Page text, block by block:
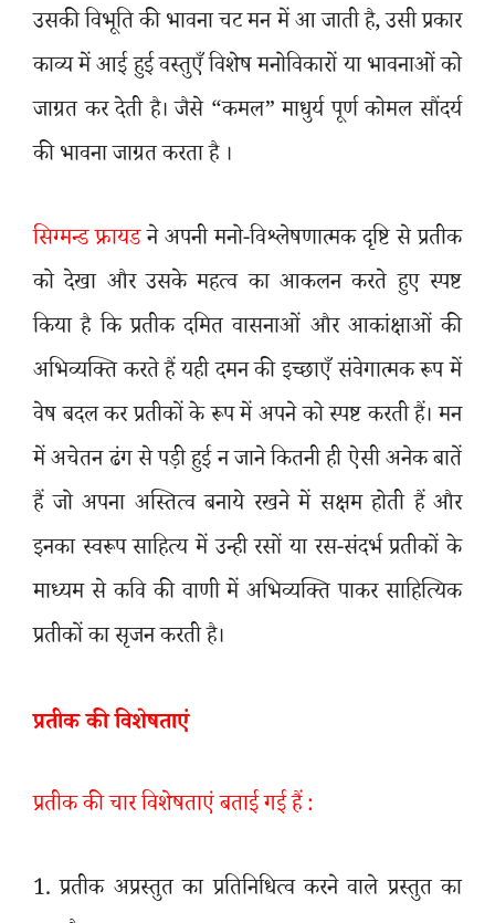
उसकी विभूति की भावना चट मन में आ जाती है,उसी प्रकार
काव्य में आई हुई वस्तुएँ विशेष मनोविकारों या भावनाओं को
जाग्रत कर देती है। जैसे “कमल” माधुर्य पूर्ण कोमल सौंदर्य
की भावना जाग्रत करता है ।
सिग्मन्ड फ्रायडने अपनी मनो-विश्लेषणात्मक दृष्टि से प्रतीक
को देखा और उसके महत्व का आकलन करते हुए स्पष्ट
किया है कि प्रतीक दमित वासनाओं और आकांक्षाओं की
अभिव्यक्ति करते हैं यही दमन की इच्छाएँ संवेगात्मक रूप में
वेष बदल कर प्रतीकों के रूप में अपने को स्पष्ट करती हैं। मन
में अचेतन ढंग से पड़ी हुई न जाने कितनी ही ऐसी अनेक बातें
हैं जो अपना अस्तित्व बनाये रखने में सक्षम होती हैं और
इनका स्वरूप साहित्य में उन्ही रसों या रस-संदर्भ प्रतीकों के
माध्यम से कवि की वाणी में अभिव्यक्ति पाकर साहित्यिक
प्रतीकों का सृजन करती है।
प्रतीक की विशेषताएं
प्रतीक की चार विशेषताएं बताई गई हैं :
1.प्रतीक अप्रस्तुत का प्रतिनिधित्व करने वाले प्रस्तुत का